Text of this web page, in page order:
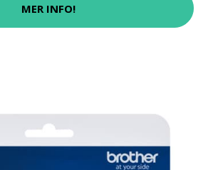
MER INFO!